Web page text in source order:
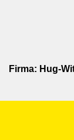
Firma: Hug-